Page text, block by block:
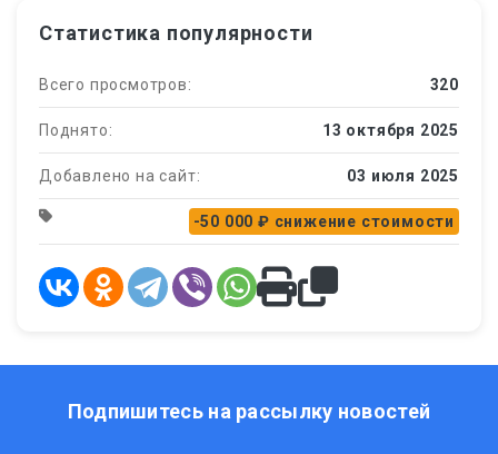
Статистика популярности
Всего просмотров: 320
Поднято: 13 октября 2025
Добавлено на сайт: 03 июля 2025
-50 000 ₽ снижение стоимости
Подпишитесь на рассылку новостей